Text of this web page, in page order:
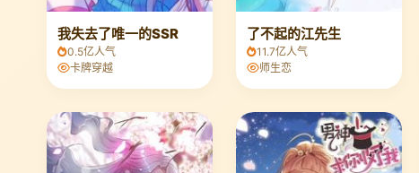
我失去了唯一的SSR
0.5亿人气
卡牌穿越
了不起的江先生
11.7亿人气
师生恋